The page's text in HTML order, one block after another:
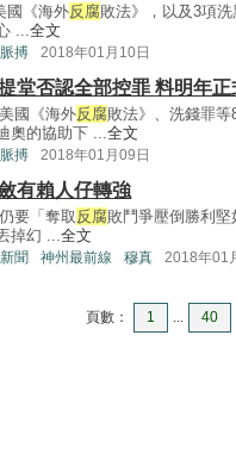
國《海外反腐敗法》，以及3項
... 全文
搏 2018年01月10日
堂否認全部控罪 料明年正
國《海外反腐敗法》、洗錢罪
奧的協助下 ... 全文
搏 2018年01月09日
有賴人仔轉強
要「奪取 反腐敗鬥爭壓倒勝利
掉幻 ... 全文
聞 神州最前線 穆真 2018年01
頁數： 1 40